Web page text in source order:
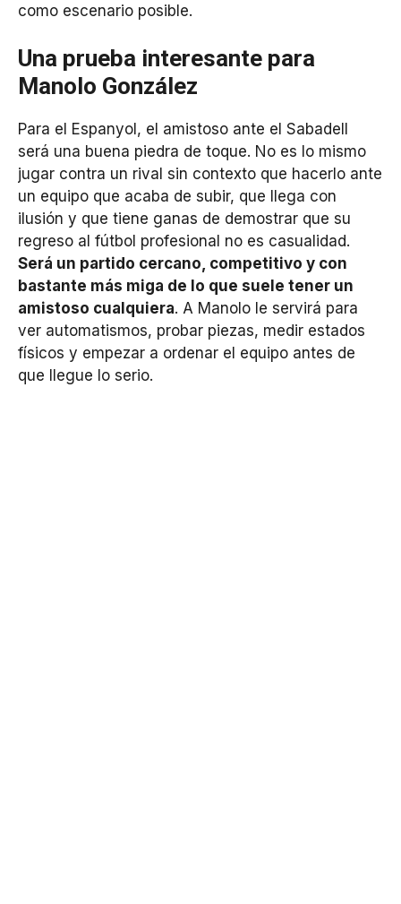
como escenario posible.
Una prueba interesante para
Manolo González
Para el Espanyol, el amistoso ante el Sabadell
será una buena piedra de toque. No es lo mismo
jugar contra un rival sin contexto que hacerlo ante
un equipo que acaba de subir, que llega con
ilusión y que tiene ganas de demostrar que su
regreso al fútbol profesional no es casualidad.
Será un partido cercano, competitivo y con
bastante más miga de lo que suele tener un
amistoso cualquiera. A Manolo le servirá para
ver automatismos, probar piezas, medir estados
físicos y empezar a ordenar el equipo antes de
que llegue lo serio.